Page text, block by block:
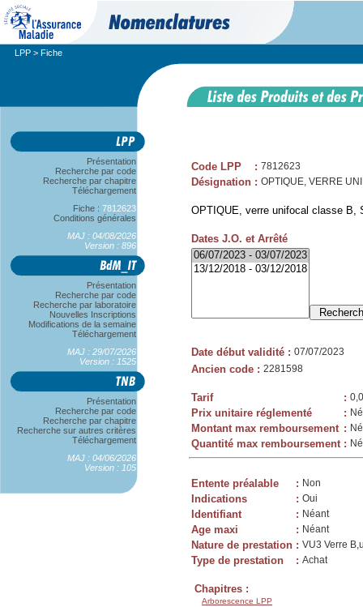
LPP > Fiche
Présentation
Recherche par code
Recherche par chapitre
Téléchargement
Fiche : 7812623
Conditions générales
MAJ : 04/08/2026
Version : 896
Présentation
Recherche par code
Recherche par laboratoire
Nouvelles Inscriptions
Modifications de la semaine
Téléchargement
MAJ : 29/07/2026
Version : 1525
Présentation
Recherche par code
Recherche par chapitre
Recherche sur autres critères
Téléchargement
MAJ : 04/06/2026
Version : 105
Code LPP : 7812623
Désignation : OPTIQUE, VERRE
OPTIQUE, verre unifocal classe B,
Dates J.O. et Arrêté
Date début validité : 07/07/2023
Ancien code : 2281598
Tarif :
Prix unitaire réglementé :
Montant max remboursement :
Quantité max remboursement :
Entente préalable : Non
Indications : Oui
Identifiant : Néant
Age maxi : Néant
Nature de prestation : VU3 Verre
Type de prestation : Achat
Chapitres :
Arborescence LPP